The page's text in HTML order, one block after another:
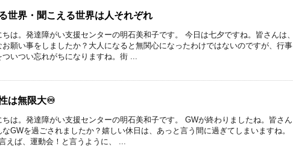
世界・聞こえる世界は人それぞれ
ちは。発達障がい支援センターの明石美和子です。 今日は七夕ですね。皆さんは、
お願い事をしましたか？大人になると無関心になったわけではないのですが、行事
ついつい忘れがちになりますね。街 ...
は無限大♾
ちは。発達障がい支援センターの明石美和子です。 GWが終わりましたね。皆さん
なGWを過ごされましたか？嬉しい休日は、あっと言う間に過ぎてしまいますね。
えば、運動会！と言うように、 ...